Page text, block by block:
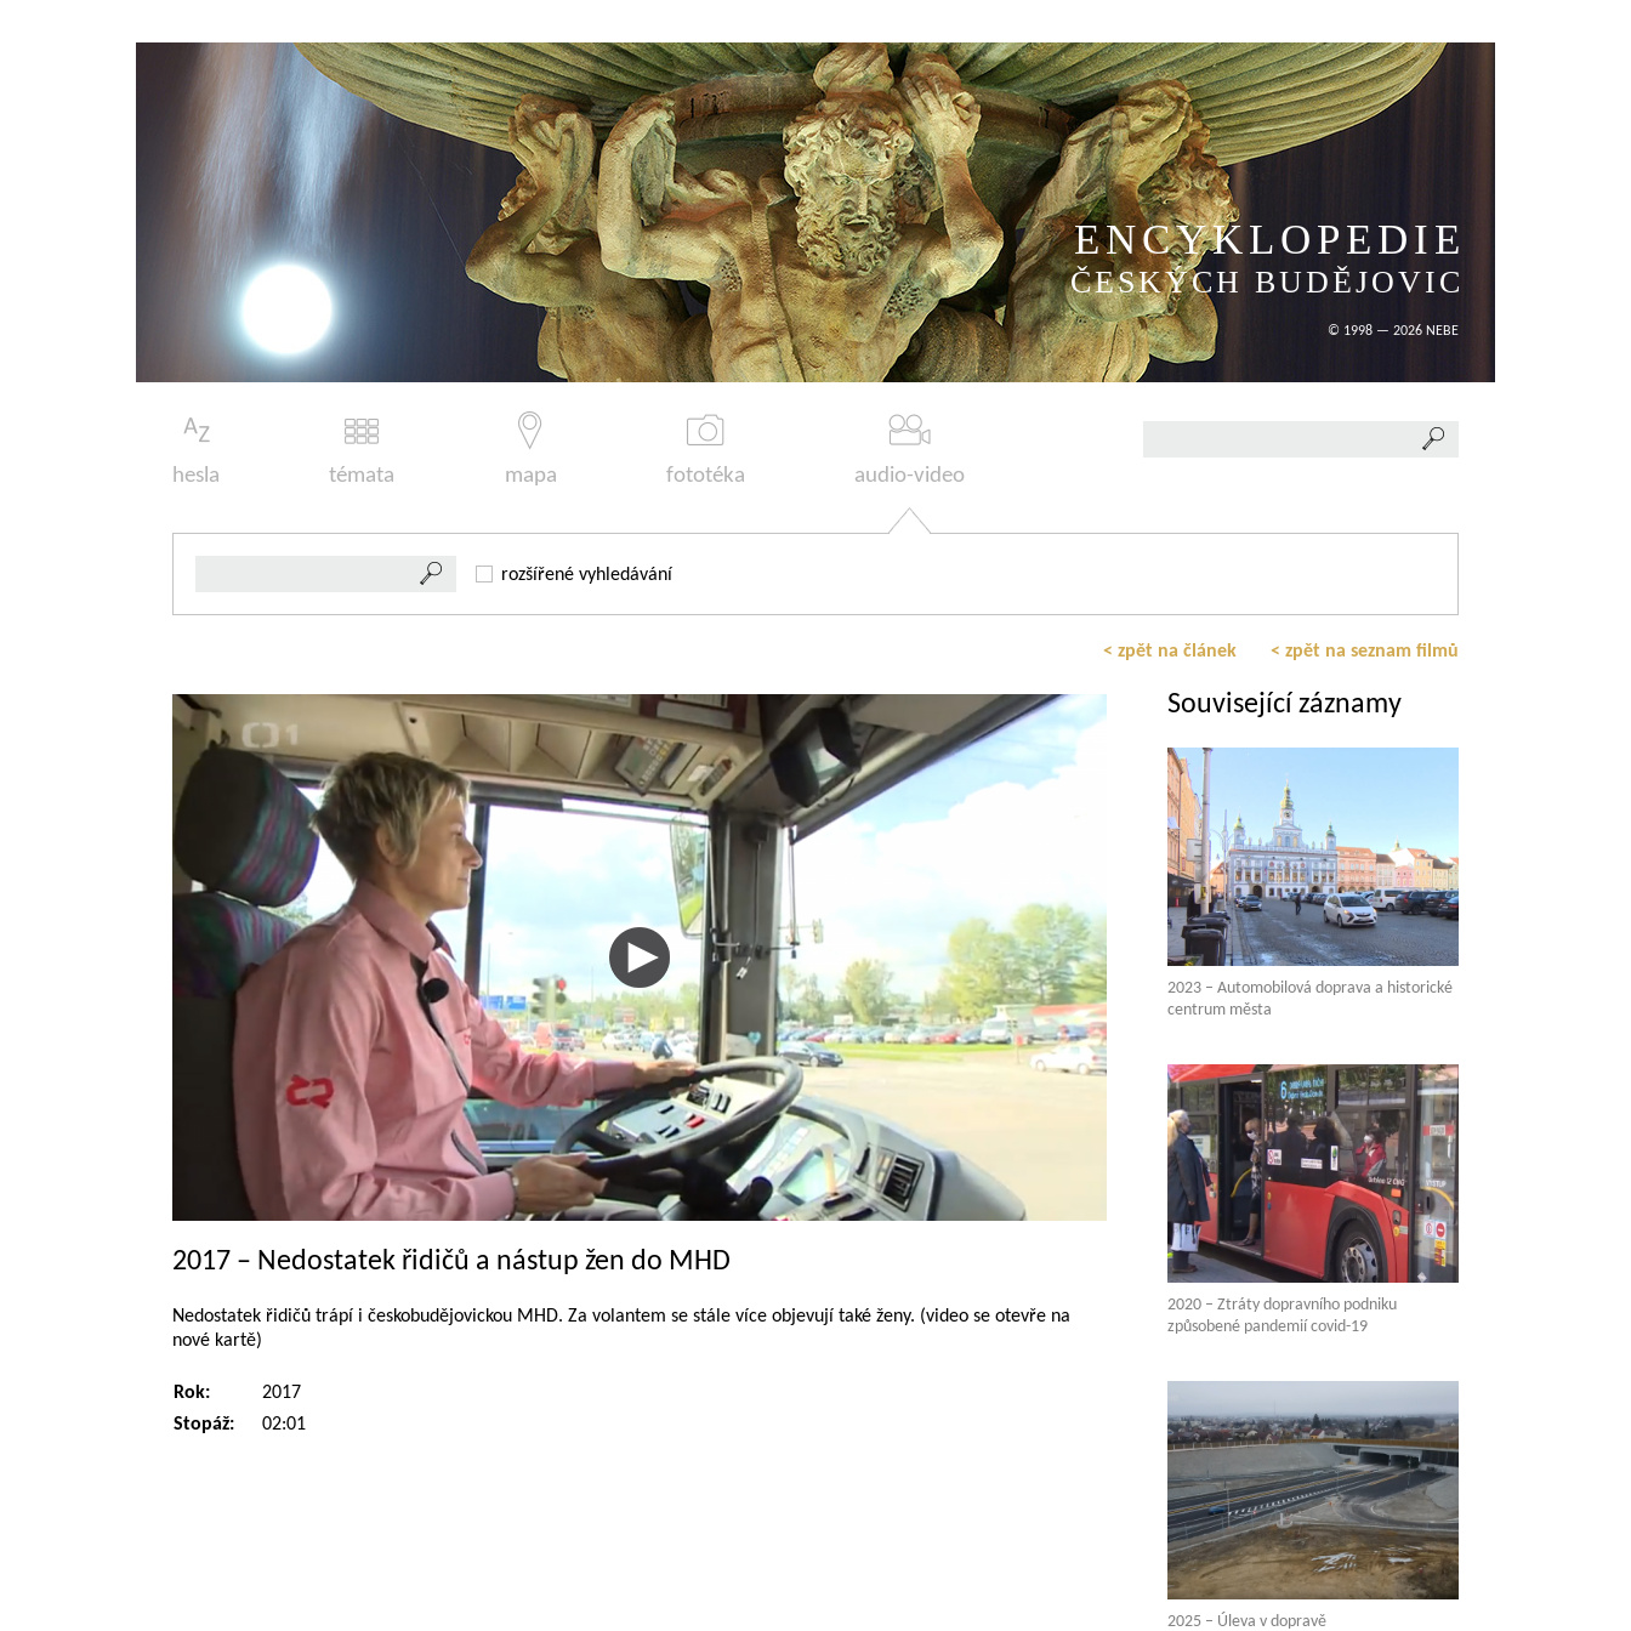
ENCYKLOPEDIE
ČESKÝCH BUDĚJOVIC
© 1998 — 2026 NEBE
hesla témata mapa fototéka audio-video
rozšířené vyhledávání
< zpět na článek < zpět na seznam filmů
2017 – Nedostatek řidičů a nástup žen do MHD
Nedostatek řidičů trápí i českobudějovickou MHD. Za volantem se stále více objevují také ženy. (video se otevře na
nové kartě)
Rok:
2017
Stopáž:
02:01
Související záznamy
2023 – Automobilová doprava a historické
centrum města
2020 – Ztráty dopravního podniku
způsobené pandemií covid-19
2025 – Úleva v dopravě